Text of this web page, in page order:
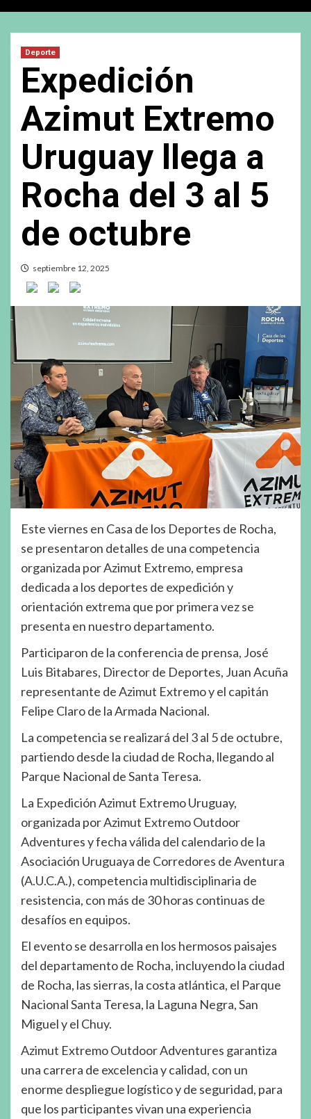
Deporte
Expedición
Azimut Extremo
Uruguay llega a
Rocha del 3 al 5
de octubre
septiembre 12, 2025
Este viernes en Casa de los Deportes de Rocha,
se presentaron detalles de una competencia
organizada por Azimut Extremo, empresa
dedicada a los deportes de expedición y
orientación extrema que por primera vez se
presenta en nuestro departamento.
Participaron de la conferencia de prensa, José
Luis Bitabares, Director de Deportes, Juan Acuña
representante de Azimut Extremo y el capitán
Felipe Claro de la Armada Nacional.
La competencia se realizará del 3 al 5 de octubre,
partiendo desde la ciudad de Rocha, llegando al
Parque Nacional de Santa Teresa.
La Expedición Azimut Extremo Uruguay,
organizada por Azimut Extremo Outdoor
Adventures y fecha válida del calendario de la
Asociación Uruguaya de Corredores de Aventura
(A.U.C.A.), competencia multidisciplinaria de
resistencia, con más de 30 horas continuas de
desafíos en equipos.
El evento se desarrolla en los hermosos paisajes
del departamento de Rocha, incluyendo la ciudad
de Rocha, las sierras, la costa atlántica, el Parque
Nacional Santa Teresa, la Laguna Negra, San
Miguel y el Chuy.
Azimut Extremo Outdoor Adventures garantiza
una carrera de excelencia y calidad, con un
enorme despliegue logístico y de seguridad, para
que los participantes vivan una experiencia